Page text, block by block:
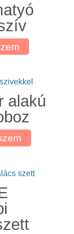
alakú